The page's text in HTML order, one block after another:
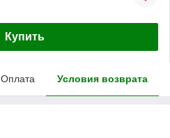
Купить
Оплата Условия возврата